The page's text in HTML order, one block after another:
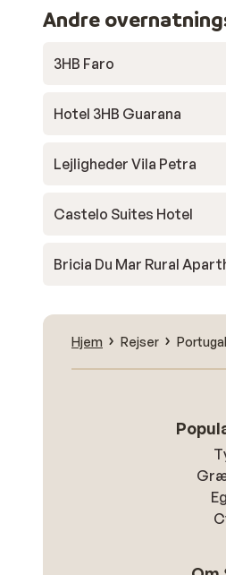
Andre
3HB Faro
Hotel 3HB Guarana
Lejligheder Vila Petra
Castelo Suites Hotel
Bricia Du Mar Rural
Hjem Rejser Portugal